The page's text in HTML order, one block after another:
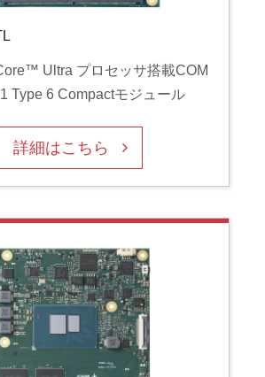
Ultra プロセッサ搭載COM
Type 6 Compactモジュール
詳細はこちら